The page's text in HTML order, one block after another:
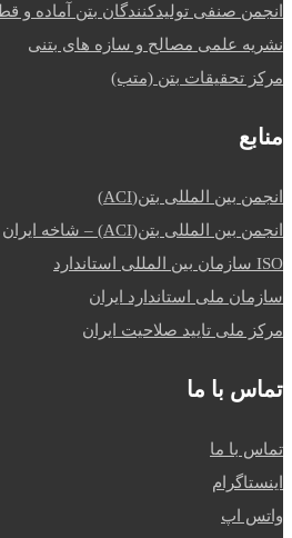
انجمن صنفی تولیدکنندگان بتن آماده و
نشریه علمی مصالح و سازه های بتنی
مرکز تحقیقات بتن (متب)
منابع
انجمن بین المللی بتن(ACI)
انجمن بین المللی بتن(ACI) – شاخه ایران
ISO سازمان بین المللی استاندارد
سازمان ملی استاندارد ایران
مرکز ملی تایید صلاحیت ایران
تماس با ما
تماس با ما
اینستاگرام
واتس اپ